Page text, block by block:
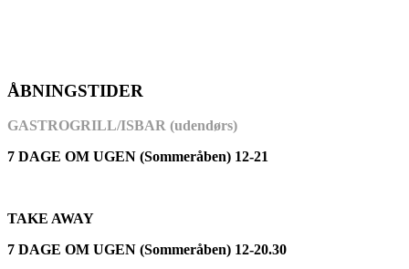
ÅBNINGSTIDER
GASTROGRILL/ISBAR (udendørs)
7 DAGE OM UGEN (Sommeråben) 12-21
TAKE AWAY
7 DAGE OM UGEN (Sommeråben) 12-20.30